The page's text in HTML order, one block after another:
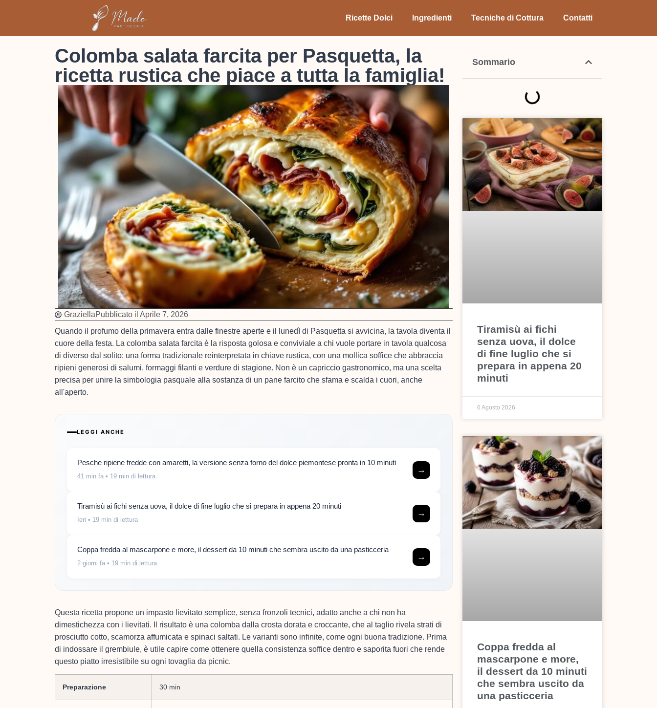
Ricette Dolci Ingredienti Tecniche di Cottura Contatti
Sommario
Tiramisù ai fichi
senza uova, il dolce
di fine luglio che si
prepara in appena 20
minuti
6 Agosto 2026
Coppa fredda al
mascarpone e more,
il dessert da 10 minuti
che sembra uscito da
una pasticceria
Colomba salata farcita per Pasquetta, la
ricetta rustica che piace a tutta la famiglia!
GraziellaPubblicato il Aprile 7, 2026
Quando il profumo della primavera entra dalle finestre aperte e il lunedì di Pasquetta si avvicina, la tavola diventa il
cuore della festa. La colomba salata farcita è la risposta golosa e conviviale a chi vuole portare in tavola qualcosa
di diverso dal solito: una forma tradizionale reinterpretata in chiave rustica, con una mollica soffice che abbraccia
ripieni generosi di salumi, formaggi filanti e verdure di stagione. Non è un capriccio gastronomico, ma una scelta
precisa per unire la simbologia pasquale alla sostanza di un pane farcito che sfama e scalda i cuori, anche
all'aperto.
LEGGI ANCHE
Pesche ripiene fredde con amaretti, la versione senza forno del dolce piemontese pronta in 10 minuti
41 min fa • 19 min di lettura
→
Tiramisù ai fichi senza uova, il dolce di fine luglio che si prepara in appena 20 minuti
Ieri • 19 min di lettura
→
Coppa fredda al mascarpone e more, il dessert da 10 minuti che sembra uscito da una pasticceria
2 giorni fa • 19 min di lettura
→
Questa ricetta propone un impasto lievitato semplice, senza fronzoli tecnici, adatto anche a chi non ha
dimestichezza con i lievitati. Il risultato è una colomba dalla crosta dorata e croccante, che al taglio rivela strati di
prosciutto cotto, scamorza affumicata e spinaci saltati. Le varianti sono infinite, come ogni buona tradizione. Prima
di indossare il grembiule, è utile capire come ottenere quella consistenza soffice dentro e saporita fuori che rende
questo piatto irresistibile su ogni tovaglia da picnic.
Preparazione 30 min